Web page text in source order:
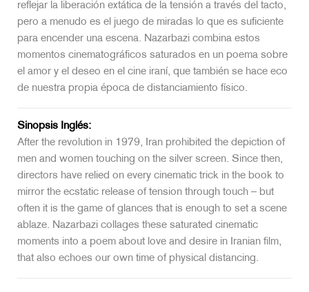
reflejar la liberación extática de la tensión a través del tacto,
pero a menudo es el juego de miradas lo que es suficiente
para encender una escena. Nazarbazi combina estos
momentos cinematográficos saturados en un poema sobre
el amor y el deseo en el cine iraní, que también se hace eco
de nuestra propia época de distanciamiento físico.
Sinopsis Inglés:
After the revolution in 1979, Iran prohibited the depiction of
men and women touching on the silver screen. Since then,
directors have relied on every cinematic trick in the book to
mirror the ecstatic release of tension through touch – but
often it is the game of glances that is enough to set a scene
ablaze. Nazarbazi collages these saturated cinematic
moments into a poem about love and desire in Iranian film,
that also echoes our own time of physical distancing.